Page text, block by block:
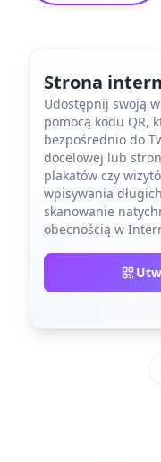
Strona
Udostępnij swoją
pomocą kodu QR,
bezpośrednio do
docelowej lub
plakatów czy
wpisywania
skanowanie
obecnością w